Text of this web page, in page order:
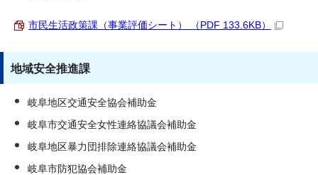
市民生活政策課（事業評価シート） （PDF 133.6KB）
地域安全推進課
岐阜地区交通安全協会補助金
岐阜市交通安全女性連絡協議会補助金
岐阜地区暴力団排除連絡協議会補助金
岐阜市防犯協会補助金